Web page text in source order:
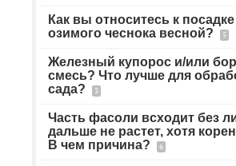
Как вы относитесь к посадке
озимого чеснока весной?
5
Железный купорос и/или
смесь? Что лучше для
сада?
3
Часть фасоли всходит без
дальше не растет, хотя
В чем причина?
6